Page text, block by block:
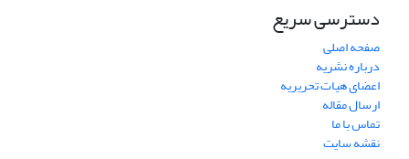
دسترسی سریع
صفحه اصلی
درباره نشریه
اعضای هیات تحریریه
ارسال مقاله
تماس با ما
نقشه سایت